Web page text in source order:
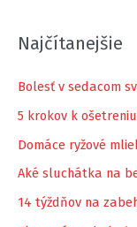
Najčítanejšie
Bolesť v sedacom
5 krokov k
Domáce ryžové
Aké sluchátka na
14 týždňov na